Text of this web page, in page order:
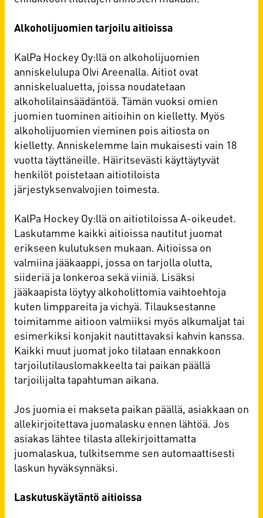
Alkoholijuomien tarjoilu aitioissa
KalPa Hockey Oy:llä on alkoholijuomien
anniskelulupa Olvi Areenalla. Aitiot ovat
anniskelualuetta, joissa noudatetaan
alkoholilainsäädäntöä. Tämän vuoksi omien
juomien tuominen aitioihin on kielletty. Myös
alkoholijuomien vieminen pois aitiosta on
kielletty. Anniskelemme lain mukaisesti vain 18
vuotta täyttäneille. Häiritsevästi käyttäytyvät
henkilöt poistetaan aitiotiloista
järjestyksenvalvojien toimesta.
KalPa Hockey Oy:llä on aitiotiloissa A-oikeudet.
Laskutamme kaikki aitioissa nautitut juomat
erikseen kulutuksen mukaan. Aitioissa on
valmiina jääkaappi, jossa on tarjolla olutta,
siideriä ja lonkeroa sekä viiniä. Lisäksi
jääkaapista löytyy alkoholittomia vaihtoehtoja
kuten limppareita ja vichyä. Tilauksestanne
toimitamme aitioon valmiiksi myös alkumaljat tai
esimerkiksi konjakit nautittavaksi kahvin kanssa.
Kaikki muut juomat joko tilataan ennakkoon
tarjoilutilauslomakkeelta tai paikan päällä
tarjoilijalta tapahtuman aikana.
Jos juomia ei makseta paikan päällä, asiakkaan on
allekirjoitettava juomalasku ennen lähtöä. Jos
asiakas lähtee tilasta allekirjoittamatta
juomalaskua, tulkitsemme sen automaattisesti
laskun hyväksynnäksi.
Laskutuskäytäntö aitioissa